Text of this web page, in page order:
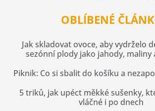
OBLÍBENÉ
Jak skladovat ovoce, aby vydrželo
sezónní plody jako jahody, maliny
Piknik: Co si sbalit do košíku a
5 triků, jak upéct měkké sušenky,
vláčné i po dnech